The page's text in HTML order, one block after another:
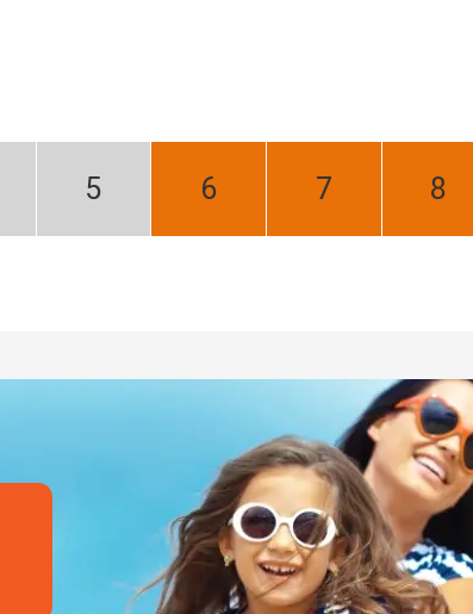
Maj:
Czerwiec:
Lipiec: